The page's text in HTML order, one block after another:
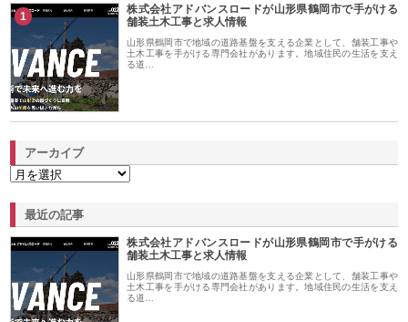
1
株式会社アドバンスロードが山形県鶴岡市で手がける
舗装土木工事と求人情報
山形県鶴岡市で地域の道路基盤を支える企業として、舗装工事や
土木工事を手がける専門会社があります。地域住民の生活を支え
る道…
アーカイブ
最近の記事
株式会社アドバンスロードが山形県鶴岡市で手がける
舗装土木工事と求人情報
山形県鶴岡市で地域の道路基盤を支える企業として、舗装工事や
土木工事を手がける専門会社があります。地域住民の生活を支え
る道…